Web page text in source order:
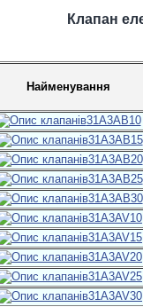
Клапан
Найменування
31A3AB10
31A3AB15
31A3AB20
31A3AB25
31A3AB30
31A3AV10
31A3AV15
31A3AV20
31A3AV25
31A3AV30